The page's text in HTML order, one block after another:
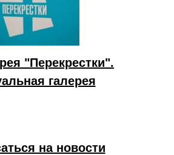
"Перекрестки".
галерея
на новости